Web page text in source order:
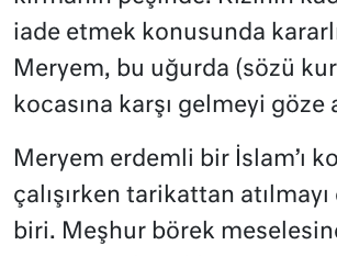
iade etmek konusunda
Meryem, bu uğurda (sözü
kocasına karşı gelmeyi
Meryem erdemli bir İslam’ı
çalışırken tarikattan
biri. Meşhur börek